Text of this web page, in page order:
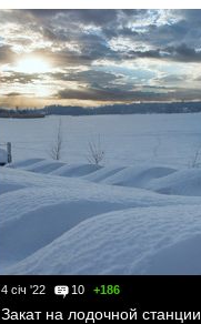
4 січ '22 10 +186
Закат на лодочной станции